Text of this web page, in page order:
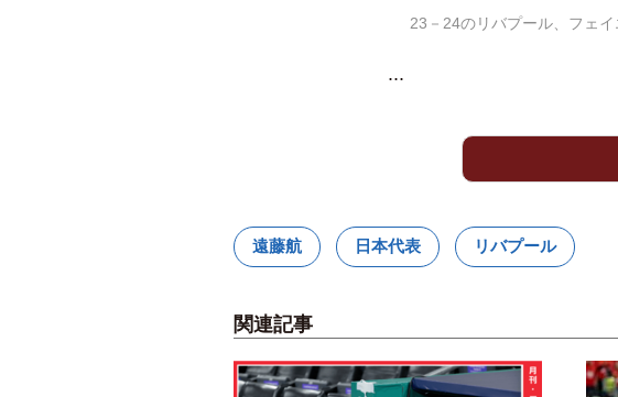
23－24のリバプール、フェ
...
遠藤航 日本代表 リバプール
関連記事